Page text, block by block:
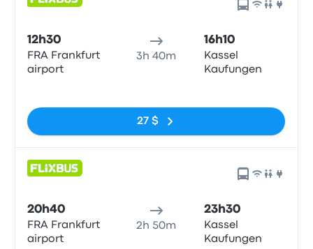
12h30
FRA Frankfurt
airport
3h 40m
16h10
Kassel
Kaufungen
27 $
20h40
FRA Frankfurt
airport
2h 50m
23h30
Kassel
Kaufungen